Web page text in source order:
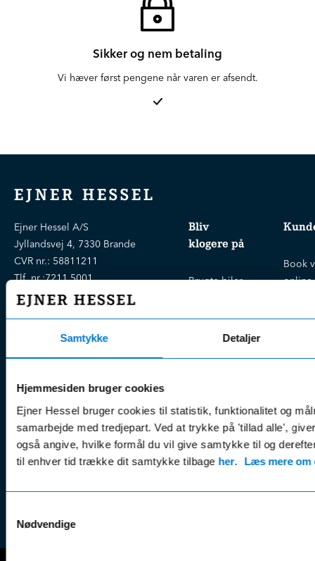
Samtykke Detaljer
Hjemmesiden bruger cookies
Ejner Hessel bruger cookies til statistik, funktionalitet og
samarbejde med tredjepart. Ved at trykke på 'tillad alle',
også angive, hvilke formål du vil give samtykke til og
til enhver tid trække dit samtykke tilbage her. Læs mere om
Nødvendige
Sikker og nem betaling
Vi hæver først pengene når varen er afsendt.
EJNER HESSEL
Ejner Hessel A/S
Jyllandsvej 4, 7330 Brande
CVR nr.: 58811211
Tlf. nr.:7211 5001
E-mail:info@hessel.dk
Sikker betaling
Bliv
klogere på
Brugte biler
Fordels- &
serviceaftaler
Guides, tips
& nyheder
Leasing &
finansiering
nyhedsbrevet
Book
online
Find